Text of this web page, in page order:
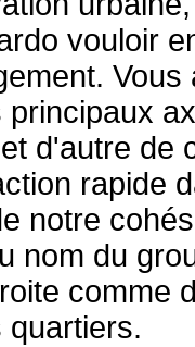
vouloir
principaux
d'autre de
rapide
notre
nom du
comme
quartiers.